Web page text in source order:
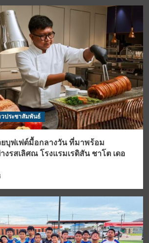
ประชาสัมพันธ์
บุฟเฟต์มื้อกลางวัน ที่มาพร้อม
งรสเลิศณ โรงแรมเรดิสัน ชาโต เดอ